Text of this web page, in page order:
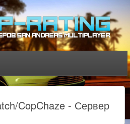
CopChaze - Сервер